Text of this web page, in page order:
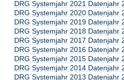
DRG Systemjahr 2021 Datenjahr
DRG Systemjahr 2020 Datenjahr
DRG Systemjahr 2019 Datenjahr
DRG Systemjahr 2018 Datenjahr
DRG Systemjahr 2017 Datenjahr
DRG Systemjahr 2016 Datenjahr
DRG Systemjahr 2015 Datenjahr
DRG Systemjahr 2014 Datenjahr
DRG Systemjahr 2013 Datenjahr